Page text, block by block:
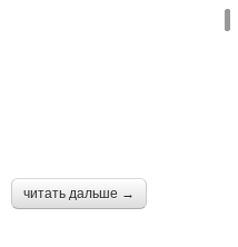
ремонт
читать дальше →